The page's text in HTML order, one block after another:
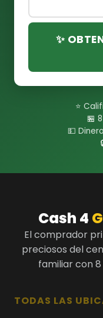
✨
⭐
🏪
💵
Cash 4
El comprador
preciosos del
familiar con
TODAS LAS